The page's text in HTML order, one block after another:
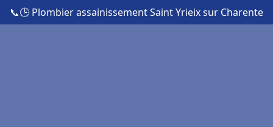
📞🕒 Plombier assainissement Saint Yrieix sur Charente